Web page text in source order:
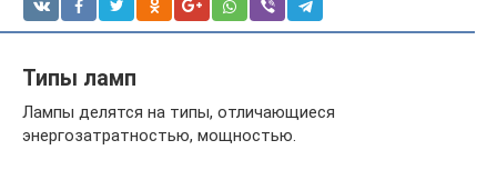
Типы ламп
Лампы делятся на типы, отличающиеся
энергозатратностью, мощностью.